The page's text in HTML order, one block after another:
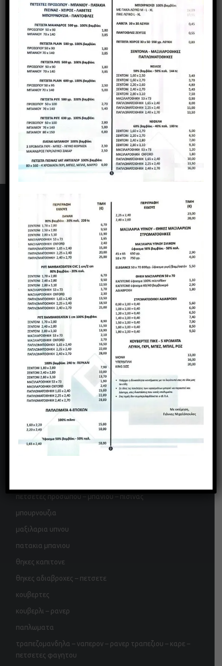
κουβερτες
κουβερλι – ρανερ
παπλωματα
τραπεζομανδηλα – ναπερον – ρανερ τραπεζιου – καρε –
πετσετες φαγητου
ποτηροπανα – ποδιες
φουστανι καρεκλας
παντοφλες
υφασματα επιπλωσεων – κουρτινες
Γιάννης & Δημήτρης Μιχαλόπουλος
ΝΙΚΗΤΑΡΑ 5 ΕΛΕΥΘΕΡΙΑ - ΘΕΣ/ΝΙΚΗ
Υπ/μα: ΜΕΓ.ΑΛΕΞΑΝΔΡΟΥ 36, ΑΜΠΕΛΟΚΗΠΟΙ,
ΘΕΣΣΑΛΟΝΙΚΗ
2310 700 568 - 698 775 1883 2310 749 572 - 695 308
3993
mihalopoulos.texhome@gmail.com
www.mihalopoulos.gr
Τρόποι πληρωμής
FAQ – Συχνές ερωτήσεις
Προσωπικά δεδομένα
Πνευματικά δικαιώματα
πετσετες προσωπου – μπανιου – πισινας
μπουρνουζια
μαξιλαρια υπνου
πατακια μπανιου
θηκες καπιτονε
θηκες αδιαβροχες – πετσετε
κουβερτες
κουβερλι – ρανερ
παπλωματα
τραπεζομανδηλα – ναπερον – ρανερ τραπεζιου – καρε –
πετσετες φαγητου